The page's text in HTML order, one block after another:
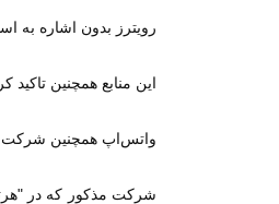
رویترز بدون اشاره به
این منابع همچنین
واتس‌اپ همچنین شرکت NSO Group را به هدف قرار دادن ۱۰۰ مدافع حقوق بشر، خبرنگار و اعضای جامعه مدنی در جهان متهم کرده است.
شرکت مذکور که در